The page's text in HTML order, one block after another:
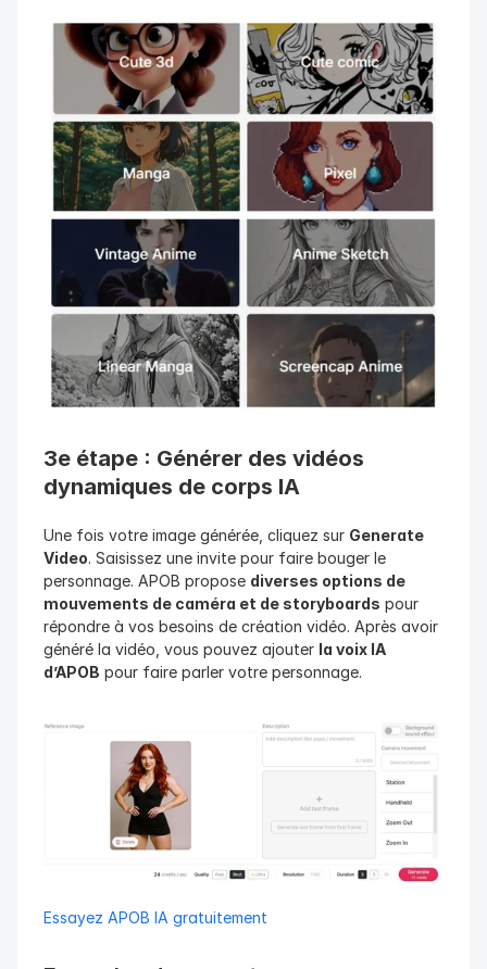
3e étape : Générer des vidéos
dynamiques de corps IA
Une fois votre image générée, cliquez sur Generate
Video. Saisissez une invite pour faire bouger le
personnage. APOB propose diverses options de
mouvements de caméra et de storyboards pour
répondre à vos besoins de création vidéo. Après avoir
généré la vidéo, vous pouvez ajouter la voix IA
d’APOB pour faire parler votre personnage.
Essayez APOB IA gratuitement